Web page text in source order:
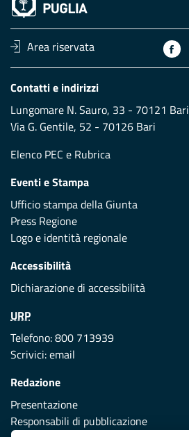
Area riservata
Contatti e indirizzi
Lungomare N. Sauro, 33 - 70121 Bari
Via G. Gentile, 52 - 70126 Bari
Elenco PEC e Rubrica
Eventi e Stampa
Ufficio stampa della Giunta
Press Regione
Logo e identità regionale
Accessibilità
Dichiarazione di accessibilità
URP
Telefono: 800 713939
Scrivici:email
Redazione
Presentazione
Responsabili di pubblicazione